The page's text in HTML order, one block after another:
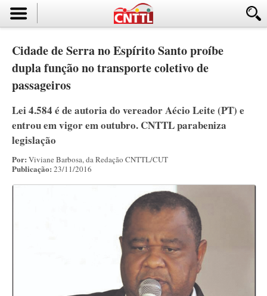
Cidade de Serra no Espírito Santo proíbe
dupla função no transporte coletivo de
passageiros
Lei 4.584 é de autoria do vereador Aécio Leite (PT) e
entrou em vigor em outubro. CNTTL parabeniza
legislação
Por: Viviane Barbosa, da Redação CNTTL/CUT
Publicação: 23/11/2016